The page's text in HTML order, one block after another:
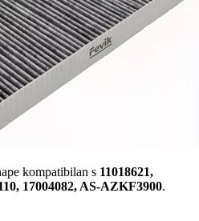
kompatibilan s 11018621,
17004082, AS-AZKF3900.